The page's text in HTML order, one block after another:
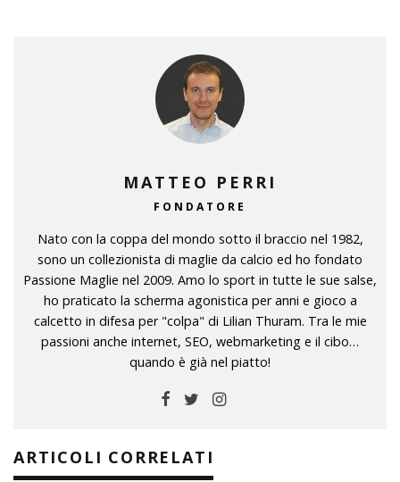
MATTEO PERRI
FONDATORE
Nato con la coppa del mondo sotto il braccio nel 1982,
sono un collezionista di maglie da calcio ed ho fondato
Passione Maglie nel 2009. Amo lo sport in tutte le sue salse,
ho praticato la scherma agonistica per anni e gioco a
calcetto in difesa per "colpa" di Lilian Thuram. Tra le mie
passioni anche internet, SEO, webmarketing e il cibo…
quando è già nel piatto!
ARTICOLI CORRELATI